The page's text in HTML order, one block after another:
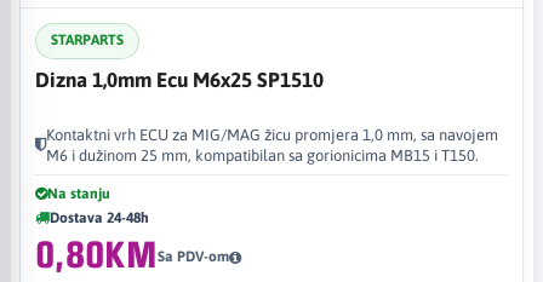
STARPARTS
Dizna 1,0mm Ecu M6x25 SP1510
Kontaktni vrh ECU za MIG/MAG žicu promjera 1,0 mm, sa navojem
M6 i dužinom 25 mm, kompatibilan sa gorionicima MB15 i T150.
Na stanju
Dostava 24-48h
0,80KMSa PDV-om